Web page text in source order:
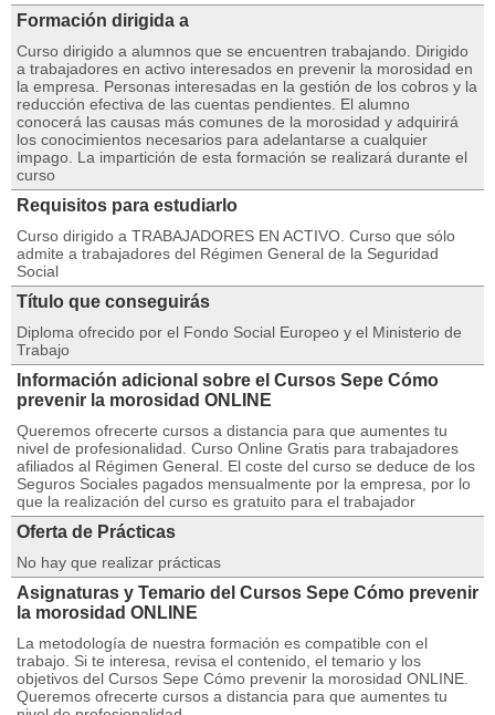
Formación dirigida a
Curso dirigido a alumnos que se encuentren trabajando. Dirigido
a trabajadores en activo interesados en prevenir la morosidad en
la empresa. Personas interesadas en la gestión de los cobros y la
reducción efectiva de las cuentas pendientes. El alumno
conocerá las causas más comunes de la morosidad y adquirirá
los conocimientos necesarios para adelantarse a cualquier
impago. La impartición de esta formación se realizará durante el
curso
Requisitos para estudiarlo
Curso dirigido a TRABAJADORES EN ACTIVO. Curso que sólo
admite a trabajadores del Régimen General de la Seguridad
Social
Título que conseguirás
Diploma ofrecido por el Fondo Social Europeo y el Ministerio de
Trabajo
Información adicional sobre el Cursos Sepe Cómo
prevenir la morosidad ONLINE
Queremos ofrecerte cursos a distancia para que aumentes tu
nivel de profesionalidad. Curso Online Gratis para trabajadores
afiliados al Régimen General. El coste del curso se deduce de los
Seguros Sociales pagados mensualmente por la empresa, por lo
que la realización del curso es gratuito para el trabajador
Oferta de Prácticas
No hay que realizar prácticas
Asignaturas y Temario del Cursos Sepe Cómo prevenir
la morosidad ONLINE
La metodología de nuestra formación es compatible con el
trabajo. Si te interesa, revisa el contenido, el temario y los
objetivos del Cursos Sepe Cómo prevenir la morosidad ONLINE.
Queremos ofrecerte cursos a distancia para que aumentes tu